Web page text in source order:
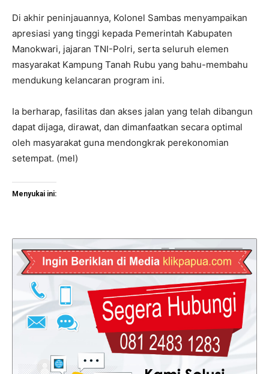
Di akhir peninjauannya, Kolonel Sambas menyampaikan
apresiasi yang tinggi kepada Pemerintah Kabupaten
Manokwari, jajaran TNI-Polri, serta seluruh elemen
masyarakat Kampung Tanah Rubu yang bahu-membahu
mendukung kelancaran program ini.
Ia berharap, fasilitas dan akses jalan yang telah dibangun
dapat dijaga, dirawat, dan dimanfaatkan secara optimal
oleh masyarakat guna mendongkrak perekonomian
setempat. (mel)
Menyukai ini: